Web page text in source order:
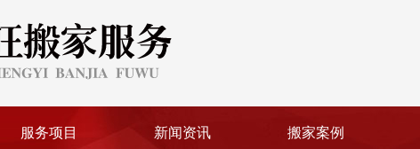
服务项目 新闻资讯 搬家案例